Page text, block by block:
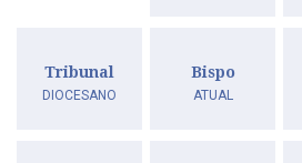
Tribunal
DIOCESANO
Bispo
ATUAL